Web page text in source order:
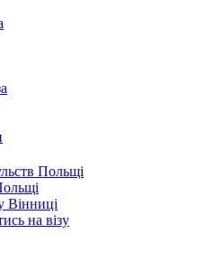
Польщі
Вінниці
на візу